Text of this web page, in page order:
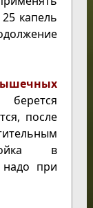
капель
после
в
надо при